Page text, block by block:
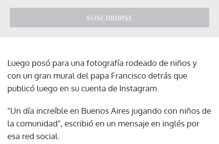
SUSCRIBIRSE
Luego posó para una fotografía rodeado de niños y
con un gran mural del papa Francisco detrás que
publicó luego en su cuenta de Instagram.
"Un día increíble en Buenos Aires jugando con niños de
la comunidad", escribió en un mensaje en inglés por
esa red social.